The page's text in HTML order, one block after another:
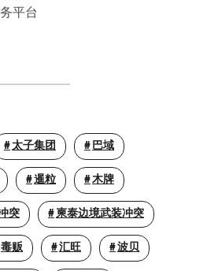
平台
太子集团 巴域
暹粒 木牌
突 柬泰边境武装冲突
毒贩 汇旺 波贝